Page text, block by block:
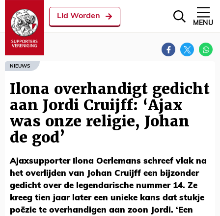
Lid Worden
MENU
NIEUWS
Ilona overhandigt gedicht
aan Jordi Cruijff: ‘Ajax
was onze religie, Johan
de god’
Ajaxsupporter Ilona Oerlemans schreef vlak na
het overlijden van Johan Cruijff een bijzonder
gedicht over de legendarische nummer 14. Ze
kreeg tien jaar later een unieke kans dat stukje
poëzie te overhandigen aan zoon Jordi. ‘Een